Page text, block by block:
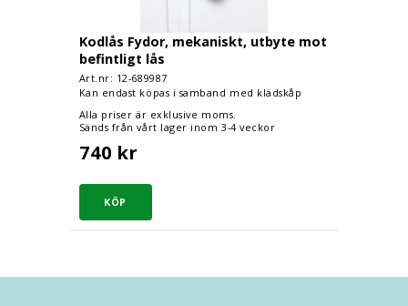
Kodlås Fydor, mekaniskt, utbyte mot
befintligt lås
Art.nr: 12-689987
Kan endast köpas i samband med klädskåp
Alla priser är exklusive moms.
Sänds från vårt lager inom 3-4 veckor
740 kr